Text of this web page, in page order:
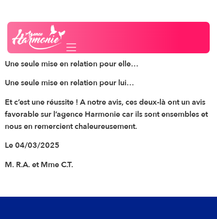
La perfection existe…
parfois
Une seule mise en relation pour elle…
Une seule mise en relation pour lui…
Et c’est une réussite ! A notre avis, ces deux-là ont un avis
favorable sur l’agence Harmonie car ils sont ensembles et
nous en remercient chaleureusement.
Le 04/03/2025
M. R.A. et Mme C.T.